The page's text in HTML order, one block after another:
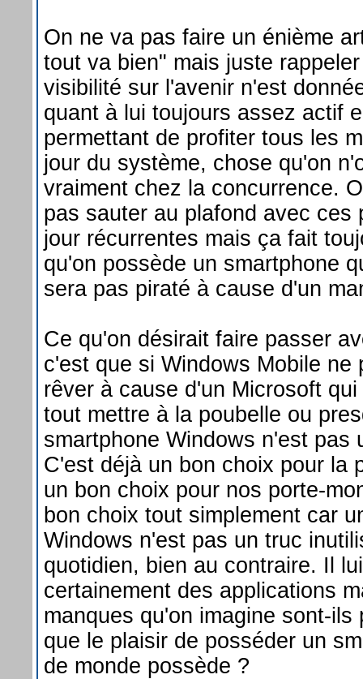
On ne va pas faire un énième
tout va bien" mais juste
visibilité sur l'avenir n'est
quant à lui toujours assez actif
permettant de profiter tous les
jour du système, chose qu'on
vraiment chez la concurrence.
pas sauter au plafond avec ces
jour récurrentes mais ça fait
qu'on possède un smartphone
sera pas piraté à cause d'un
Ce qu'on désirait faire passer
c'est que si Windows Mobile ne
rêver à cause d'un Microsoft
tout mettre à la poubelle ou
smartphone Windows n'est pas
C'est déjà un bon choix pour la
un bon choix pour nos porte-
bon choix tout simplement car
Windows n'est pas un truc
quotidien, bien au contraire. Il
certainement des applications
manques qu'on imagine sont-ils
que le plaisir de posséder un
de monde possède ?